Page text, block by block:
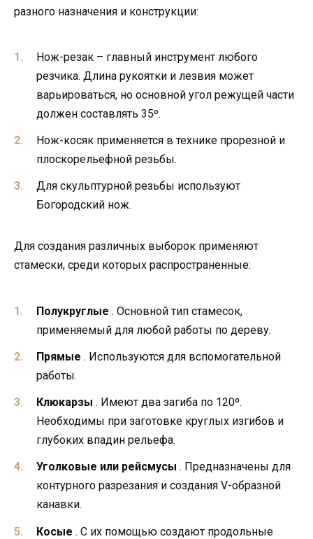
разного назначения и конструкции:
Нож-резак – главный инструмент любого
резчика. Длина рукоятки и лезвия может
варьироваться, но основной угол режущей части
должен составлять 35º.
Нож-косяк применяется в технике прорезной и
плоскорельефной резьбы.
Для скульптурной резьбы используют
Богородский нож.
Для создания различных выборок применяют
стамески, среди которых распространенные:
Полукруглые . Основной тип стамесок,
применяемый для любой работы по дереву.
Прямые . Используются для вспомогательной
работы.
Клюкарзы . Имеют два загиба по 120º.
Необходимы при заготовке круглых изгибов и
глубоких впадин рельефа.
Уголковые или рейсмусы . Предназначены для
контурного разрезания и создания V-образной
канавки.
Косые . С их помощью создают продольные